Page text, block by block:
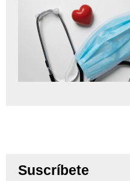
Suscríbete